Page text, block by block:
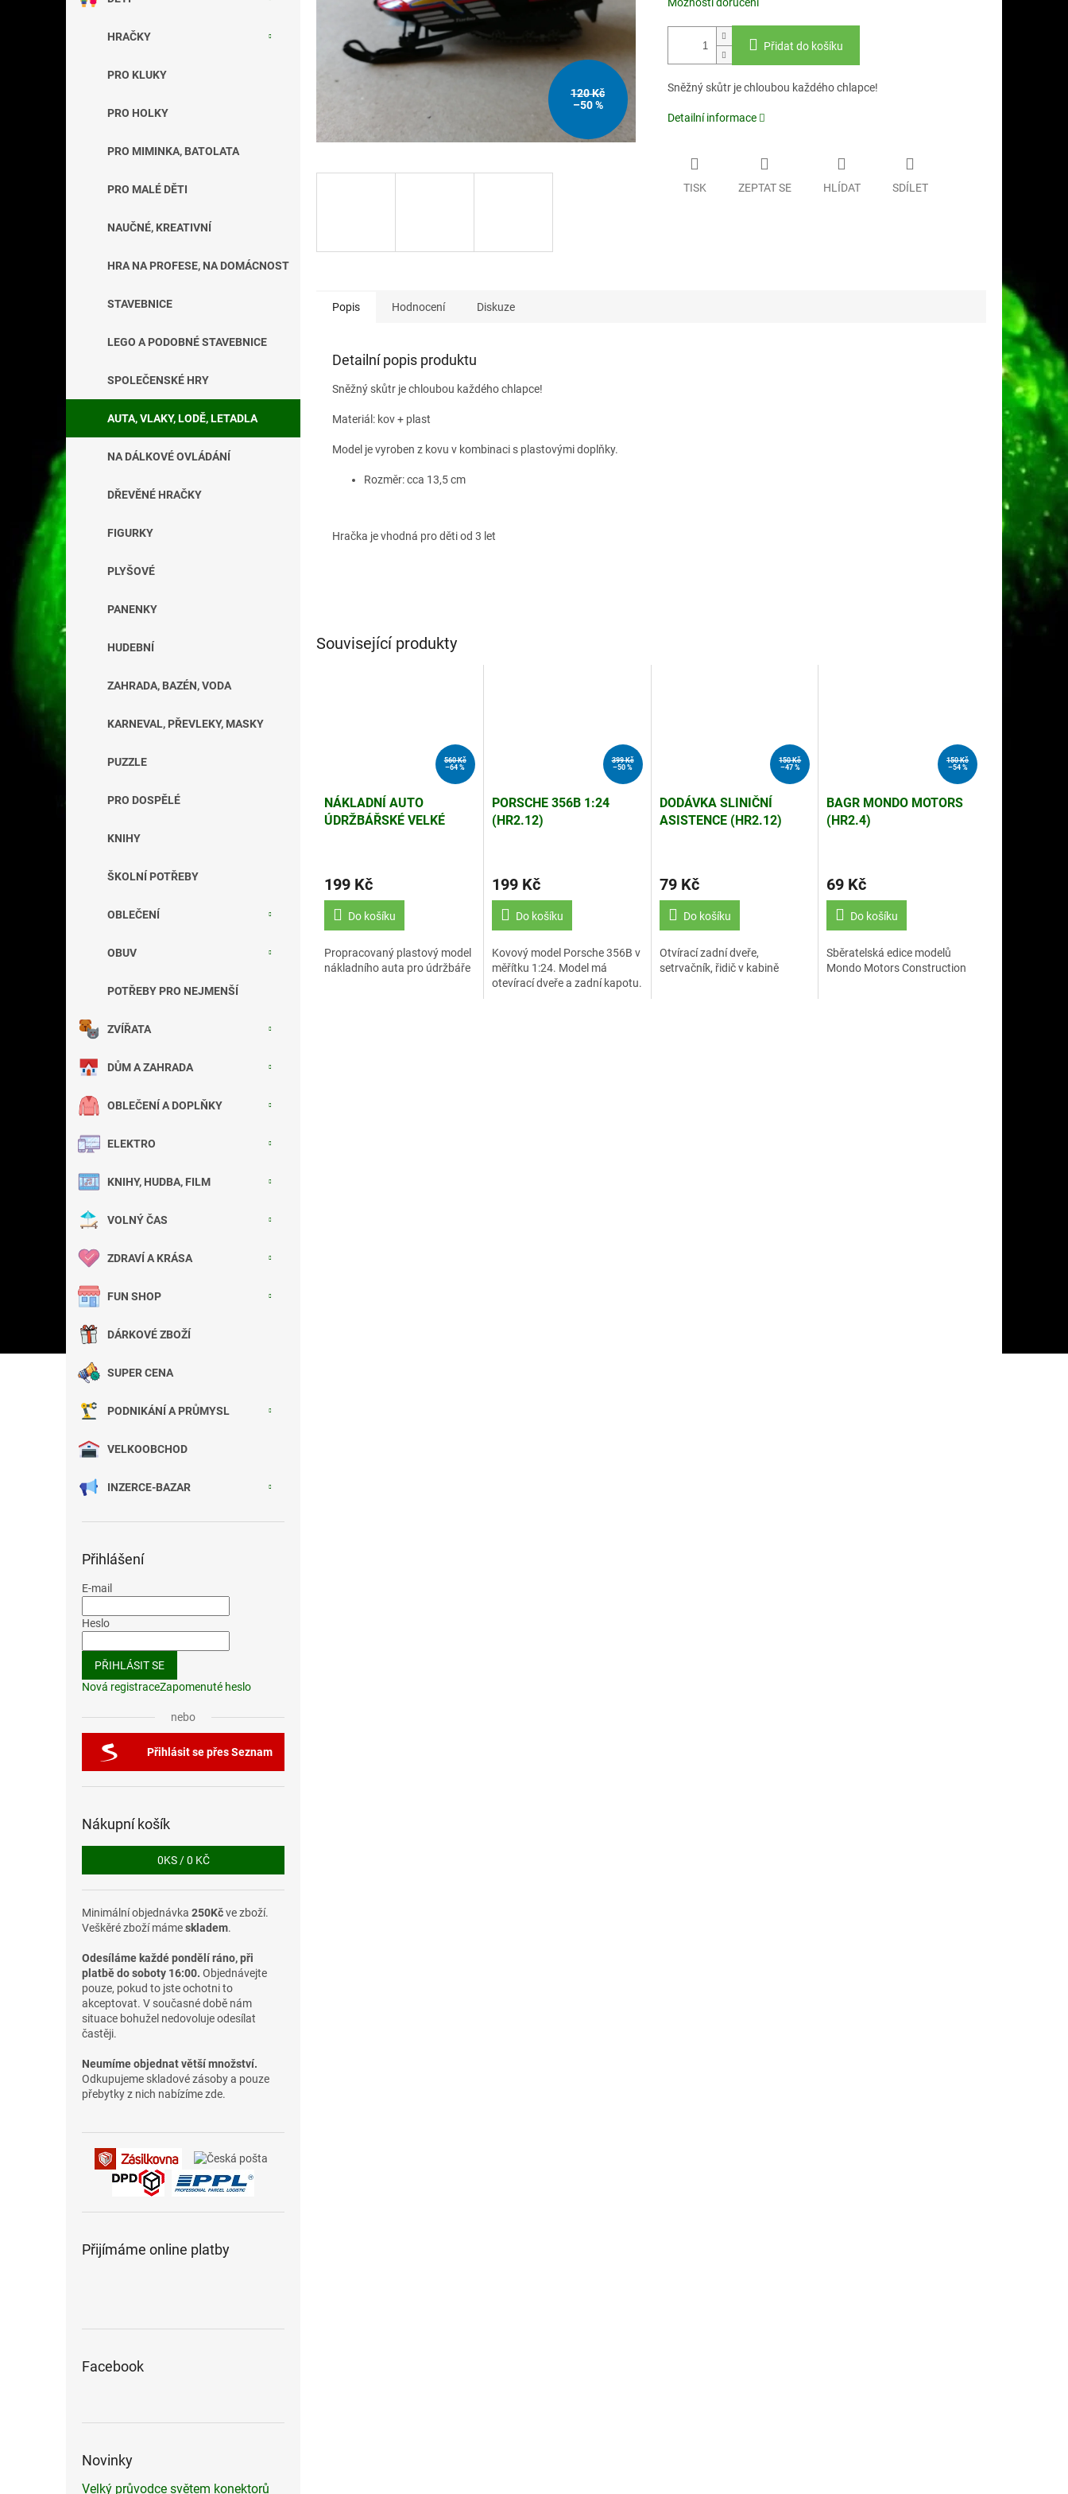
HRAČKY
PRO KLUKY
PRO HOLKY
PRO MIMINKA, BATOLATA
PRO MALÉ DĚTI
NAUČNÉ, KREATIVNÍ
HRA NA PROFESE, NA DOMÁCNOST
STAVEBNICE
LEGO A PODOBNÉ STAVEBNICE
SPOLEČENSKÉ HRY
AUTA, VLAKY, LODĚ, LETADLA
NA DÁLKOVÉ OVLÁDÁNÍ
DŘEVĚNÉ HRAČKY
FIGURKY
PLYŠOVÉ
PANENKY
HUDEBNÍ
ZAHRADA, BAZÉN, VODA
KARNEVAL, PŘEVLEKY, MASKY
PUZZLE
PRO DOSPĚLÉ
KNIHY
ŠKOLNÍ POTŘEBY
OBLEČENÍ
OBUV
POTŘEBY PRO NEJMENŠÍ
ZVÍŘATA
DŮM A ZAHRADA
OBLEČENÍ A DOPLŇKY
ELEKTRO
KNIHY, HUDBA, FILM
VOLNÝ ČAS
ZDRAVÍ A KRÁSA
FUN SHOP
DÁRKOVÉ ZBOŽÍ
SUPER CENA
PODNIKÁNÍ A PRŮMYSL
VELKOOBCHOD
INZERCE-BAZAR
Přihlášení
E-mail
Heslo
PŘIHLÁSIT SE
Nová registraceZapomenuté heslo
nebo
Přihlásit se přes Seznam
Nákupní košík
0KS /0 KČ
Minimální objednávka 250Kčve zboží.
Veškěré zboží mámeskladem.
Odesíláme každé pondělí ráno, při
platbě do soboty 16:00. Objednávejte
pouze, pokud to jste ochotni to
akceptovat. V současné době nám
situace bohužel nedovoluje odesílat
častěji.
Neumíme objednat větší množství.
Odkupujeme skladové zásoby a pouze
přebytky z nich nabízíme zde.
Přijímáme online platby
Facebook
Novinky
Velký průvodce světem konektorů
120 Kč
–50 %
Možnosti doručení
Přidat do košíku
Sněžný skůtr je chloubou každého chlapce!
Detailní informace
TISK ZEPTAT SE HLÍDAT SDÍLET
Popis Hodnocení Diskuze
Detailní popis produktu
Sněžný skůtr je chloubou každého chlapce!
Materiál: kov + plast
Model je vyroben z kovu v kombinaci s plastovými doplňky.
Rozměr: cca 13,5 cm
Hračka je vhodná pro děti od 3 let
Související produkty
560 Kč
–64 %
NÁKLADNÍ AUTO
ÚDRŽBÁŘSKÉ VELKÉ
199 Kč
Do košíku
Propracovaný plastový model
nákladního auta pro údržbáře
399 Kč
–50 %
PORSCHE 356B 1:24
(HR2.12)
199 Kč
Do košíku
Kovový model Porsche 356B v
měřítku 1:24. Model má
otevírací dveře a zadní kapotu.
150 Kč
–47 %
DODÁVKA SLINIČNÍ
ASISTENCE (HR2.12)
79 Kč
Do košíku
Otvírací zadní dveře,
setrvačník, řidič v kabině
150 Kč
–54 %
BAGR MONDO MOTORS
(HR2.4)
69 Kč
Do košíku
Sběratelská edice modelů
Mondo Motors Construction